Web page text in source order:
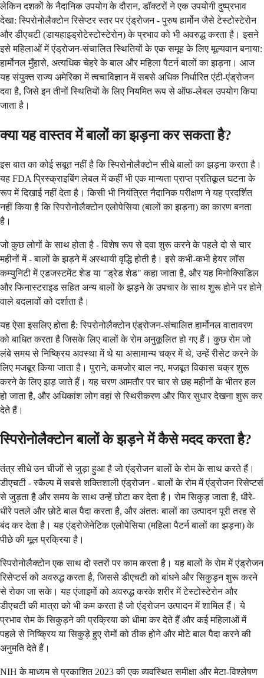
लेकिन दशकों के नैदानिक ​​उपयोग के दौरान, डॉक्टरों ने एक उपयोगी दुष्प्रभाव
देखा: स्पिरोनोलैक्टोन रिसेप्टर स्तर पर एंड्रोजन - पुरुष हार्मोन जैसे टेस्टोस्टेरोन
और डीएचटी (डायहाइड्रोटेस्टोस्टेरोन) के प्रभाव को भी अवरुद्ध करता है। इसने
इसे महिलाओं में एंड्रोजन-संचालित स्थितियों के एक समूह के लिए मूल्यवान बनाया:
हार्मोनल मुँहासे, अत्यधिक चेहरे के बाल और महिला पैटर्न बालों का झड़ना। आज
यह संयुक्त राज्य अमेरिका में त्वचाविज्ञान में सबसे अधिक निर्धारित एंटी-एंड्रोजन
दवा है, जिसे इन तीनों स्थितियों के लिए नियमित रूप से ऑफ-लेबल उपयोग किया
जाता है।
क्या यह वास्तव में बालों का झड़ना कर सकता है?
इस बात का कोई सबूत नहीं है कि स्पिरोनोलैक्टोन सीधे बालों का झड़ना करता है।
यह FDA प्रिस्क्राइबिंग लेबल में कहीं भी एक मान्यता प्राप्त प्रतिकूल घटना के
रूप में दिखाई नहीं देता है। किसी भी नियंत्रित नैदानिक ​​परीक्षण ने यह प्रदर्शित
नहीं किया है कि स्पिरोनोलैक्टोन एलोपेसिया (बालों का झड़ना) का कारण बनता
है।
जो कुछ लोगों के साथ होता है - विशेष रूप से दवा शुरू करने के पहले दो से चार
महीनों में - बालों के झड़ने में अस्थायी वृद्धि होती है। इसे कभी-कभी हेयर लॉस
कम्युनिटी में एडजस्टमेंट शेड या "ड्रेड शेड" कहा जाता है, और यह मिनोक्सिडिल
और फिनास्टराइड सहित अन्य बालों के झड़ने के उपचार के साथ शुरू होने पर होने
वाले बदलावों को दर्शाता है।
यह ऐसा इसलिए होता है: स्पिरोनोलैक्टोन एंड्रोजन-संचालित हार्मोनल वातावरण
को बाधित करता है जिसके लिए बालों के रोम अनुकूलित हो गए हैं। कुछ रोम जो
लंबे समय से निष्क्रिय अवस्था में थे या असामान्य चक्र में थे, उन्हें रीसेट करने के
लिए मजबूर किया जाता है। पुराने, कमजोर बाल नए, मजबूत विकास चक्र शुरू
करने के लिए झड़ जाते हैं। यह चरण आमतौर पर चार से छह महीनों के भीतर हल
हो जाता है, और अधिकांश लोग वहां से स्थिरीकरण और फिर सुधार देखना शुरू कर
देते हैं।
स्पिरोनोलैक्टोन बालों के झड़ने में कैसे मदद करता है?
तंत्र सीधे उन चीजों से जुड़ा हुआ है जो एंड्रोजन बालों के रोम के साथ करते हैं।
डीएचटी - स्कैल्प में सबसे शक्तिशाली एंड्रोजन - बालों के रोम में एंड्रोजन रिसेप्टर्स
से जुड़ता है और समय के साथ उन्हें छोटा कर देता है। रोम सिकुड़ जाता है, धीरे-
धीरे पतले और छोटे बाल पैदा करता है, और अंततः बालों का उत्पादन पूरी तरह से
बंद कर देता है। यह एंड्रोजेनेटिक एलोपेसिया (महिला पैटर्न बालों का झड़ना) के
पीछे की मूल प्रक्रिया है।
स्पिरोनोलैक्टोन एक साथ दो स्तरों पर काम करता है। यह बालों के रोम में एंड्रोजन
रिसेप्टर्स को अवरुद्ध करता है, जिससे डीएचटी को बांधने और सिकुड़न शुरू करने
से रोका जा सके। यह एंजाइमों को अवरुद्ध करके शरीर में टेस्टोस्टेरोन और
डीएचटी की मात्रा को भी कम करता है जो एंड्रोजन उत्पादन में शामिल हैं। ये
प्रभाव रोम के सिकुड़ने की प्रक्रिया को धीमा कर देते हैं और कई महिलाओं में
पहले से निष्क्रिय या सिकुड़े हुए रोमों को ठीक होने और मोटे बाल पैदा करने की
अनुमति देते हैं।
NIH के माध्यम से प्रकाशित 2023 की एक व्यवस्थित समीक्षा और मेटा-विश्लेषण